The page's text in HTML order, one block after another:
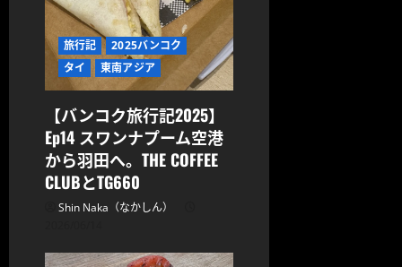
旅行記
2025バンコク
タイ
東南アジア
【バンコク旅行記2025】
Ep14 スワンナプーム空港
から羽田へ。THE COFFEE
CLUBとTG660
Shin Naka（なかしん）